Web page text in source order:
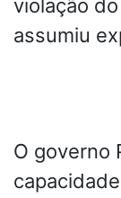
violação
assumiu
O governo